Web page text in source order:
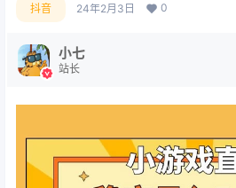
抖音 24年2月3日 0
小七
站长